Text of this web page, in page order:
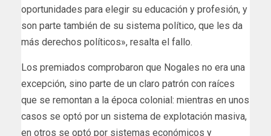
oportunidades para elegir su educación y profesión, y
son parte también de su sistema político, que les da
más derechos políticos», resalta el fallo.
Los premiados comprobaron que Nogales no era una
excepción, sino parte de un claro patrón con raíces
que se remontan a la época colonial: mientras en unos
casos se optó por un sistema de explotación masiva,
en otros se optó por sistemas económicos y